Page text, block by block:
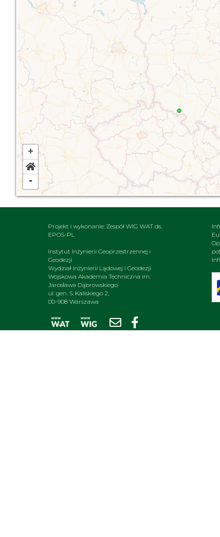
+
-
Projekt i wykonanie: Zespół WIG WAT ds.
EPOS-PL
Instytut Inżynierii Geoprzestrzennej i
Geodezji
Wydział Inżynierii Lądowej i Geodezji
Wojskowa Akademia Techniczna im.
Jarosława Dąbrowskiego
ul. gen. S. Kaliskiego 2,
00-908 Warszawa